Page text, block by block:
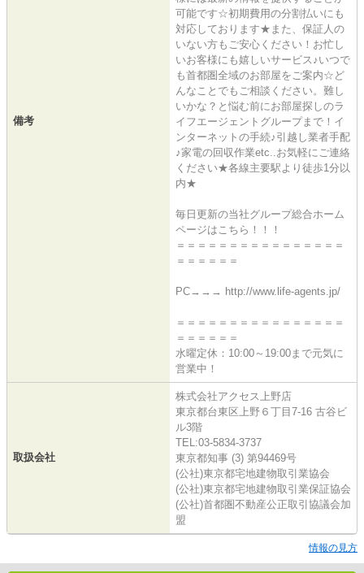
備考
可能です☆初期費用の分割払いにも
対応しております★また、保証人の
いない方もご安心ください！お忙し
いお客様にも嬉しいサービス♪いつで
も首都圏全域のお部屋をご案内☆ど
んなことでもご相談ください。難し
いかな？と悩む前にお部屋探しのラ
イフエージェントグループまで！イ
ンターネットの手続♪引越し業者手配
♪家電の回収作業etc..お気軽にご連絡
ください★各線主要駅より徒歩1分以
内★
毎日更新の当社グループ総合ホーム
ページはこちら！！！
＝＝＝＝＝＝＝＝＝＝＝＝＝＝＝＝
＝＝＝＝＝＝
PC→→→ http://www.life-agents.jp/
＝＝＝＝＝＝＝＝＝＝＝＝＝＝＝＝
＝＝＝＝＝＝
水曜定休：10:00～19:00まで元気に
営業中！
取扱会社
株式会社アクセス上野店
東京都台東区上野６丁目7-16 古谷ビ
ル3階
TEL:03-5834-3737
東京都知事 (3) 第94469号
(公社)東京都宅地建物取引業協会
(公社)東京都宅地建物取引業保証協会
(公社)首都圏不動産公正取引協議会加
盟
情報の見方